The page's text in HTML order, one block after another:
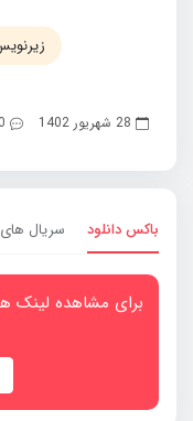
28 شهریور 1402 0
باکس دانلود سریال
برای مشاهده لینک